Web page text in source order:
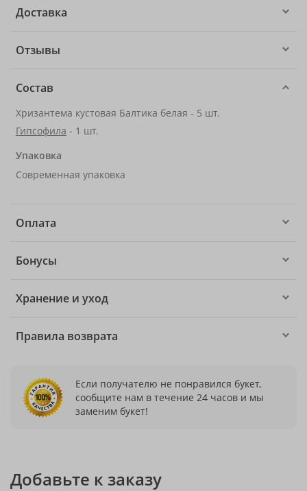
Доставка
Отзывы
Состав
Хризантема кустовая Балтика белая - 5 шт.
Гипсофила - 1 шт.
Упаковка
Современная упаковка
Оплата
Бонусы
Хранение и уход
Правила возврата
Если получателю не понравился букет,
сообщите нам в течение 24 часов и мы
заменим букет!
Добавьте к заказу